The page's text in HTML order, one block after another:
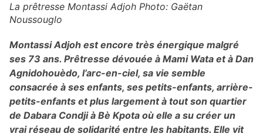
La prêtresse Montassi Adjoh Photo: Gaëtan
Noussouglo
Montassi Adjoh est encore très énergique malgré
ses 73 ans. Prêtresse dévouée à Mami Wata et à Dan
Agnidohouèdo, l’arc-en-ciel, sa vie semble
consacrée à ses enfants, ses petits-enfants, arrière-
petits-enfants et plus largement à tout son quartier
de Dabara Condji à Bè Kpota où elle a su créer un
vrai réseau de solidarité entre les habitants. Elle vit